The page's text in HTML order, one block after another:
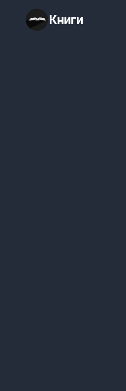
содержимому
Книги